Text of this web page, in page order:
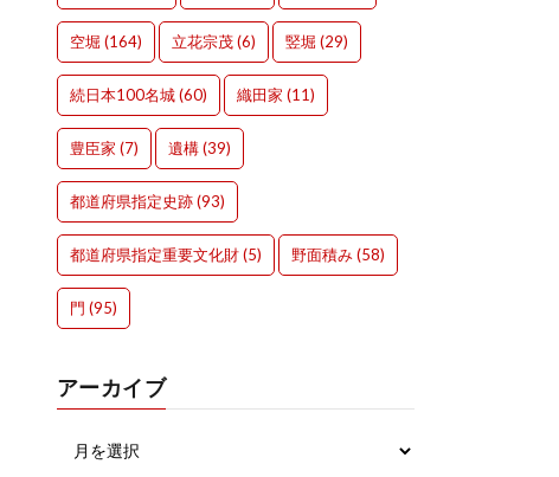
空堀 (164) 立花宗茂(6) 竪堀 (29)
続日本100名城(60) 織田家 (11)
豊臣家 (7) 遺構(39)
都道府県指定史跡(93)
都道府県指定重要文化財(5) 野面積み(58)
門 (95)
アーカイブ